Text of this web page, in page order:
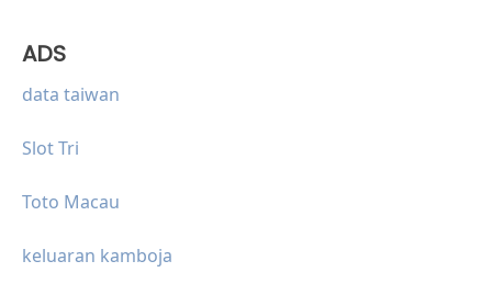
ADS
data taiwan
Slot Tri
Toto Macau
keluaran kamboja